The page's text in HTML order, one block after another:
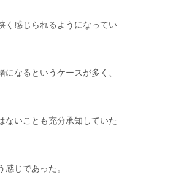
く感じられるようになってい
なるというケースが多く、
ないことも充分承知していた
じであった。